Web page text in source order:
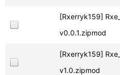
[Rxerryk159]
v0.0.1.zipmod
[Rxerryk159]
v1.0.zipmod